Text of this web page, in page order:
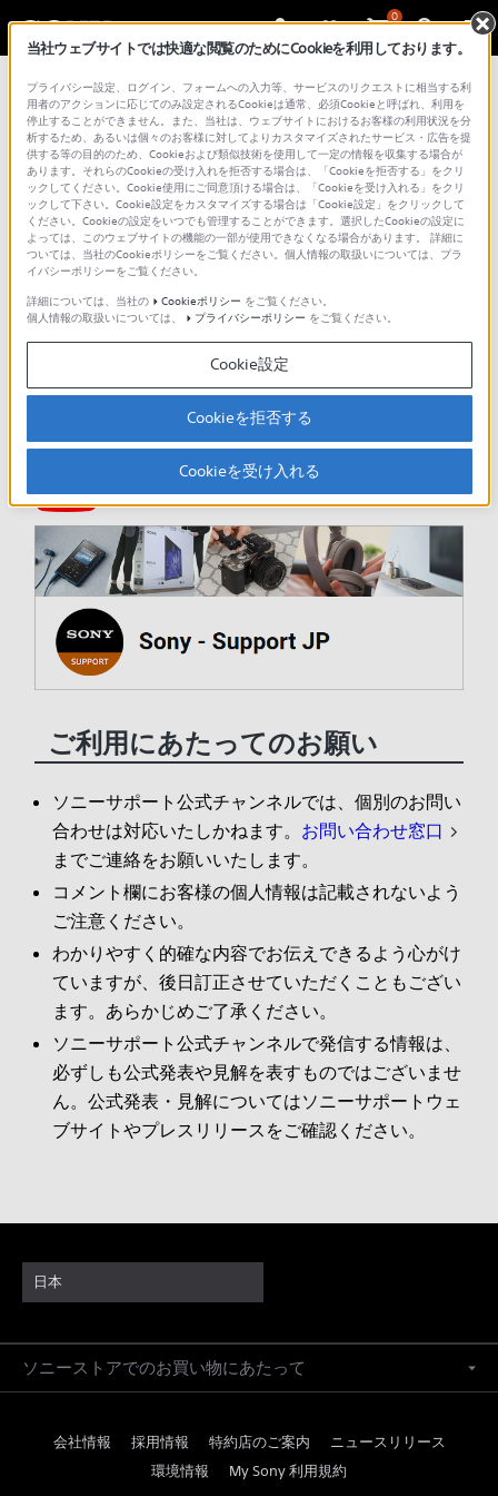
0
動画でサポート
使い方やトラブルの解決方法を動画でわかりやすくご
紹介しています。
動画の閲覧は、以下の「Sony - Support JP」の公式
チャンネルのページよりご覧いただけます。
ご利用の際には、ソーシャルメディア利用規約のご確
認をお願いいたします。
ソニーグループ株式会社 ソーシャルメディア利用規
Sony - Support JPの公式チャンネル
ご利用にあたってのお願い
ソニーサポート公式チャンネルでは、個別のお問い
合わせは対応いたしかねます。 お問い合わせ窓口
までご連絡をお願いいたします。
コメント欄にお客様の個人情報は記載されないよう
ご注意ください。
わかりやすく的確な内容でお伝えできるよう心がけ
ていますが、後日訂正させていただくこともござい
ます。あらかじめご了承ください。
ソニーサポート公式チャンネルで発信する情報は、
必ずしも公式発表や見解を表すものではございませ
ん。公式発表・見解についてはソニーサポートウェ
ブサイトやプレスリリースをご確認ください。
日本
ソニーストアでのお買い物にあたって
会社情報 採用情報 特約店のご案内
ニュースリリース
環境情報
My Sony 利用規約
当社ウェブサイトでは快適な閲覧のためにCookieを利用しております。
プライバシー設定、ログイン、フォームへの入力等、サービスのリクエストに相当する利
用者のアクションに応じてのみ設定されるCookieは通常、必須Cookieと呼ばれ、利用を
停止することができません。また、当社は、ウェブサイトにおけるお客様の利用状況を分
析するため、あるいは個々のお客様に対してよりカスタマイズされたサービス・広告を提
供する等の目的のため、Cookieおよび類似技術を使用して一定の情報を収集する場合が
あります。それらのCookieの受け入れを拒否する場合は、「Cookieを拒否する」をクリ
ックしてください。Cookie使用にご同意頂ける場合は、「Cookieを受け入れる」をクリ
ックして下さい。Cookie設定をカスタマイズする場合は「Cookie設定」をクリックして
ください。Cookieの設定をいつでも管理することができます。選択したCookieの設定に
よっては、このウェブサイトの機能の一部が使用できなくなる場合があります。 詳細に
ついては、当社のCookieポリシーをご覧ください。個人情報の取扱いについては、プラ
イバシーポリシーをご覧ください。
詳細については、当社の
Cookieポリシー をご覧ください。
個人情報の取扱いについては、
プライバシーポリシー をご覧ください。
Cookie設定
Cookieを拒否する
Cookieを受け入れる